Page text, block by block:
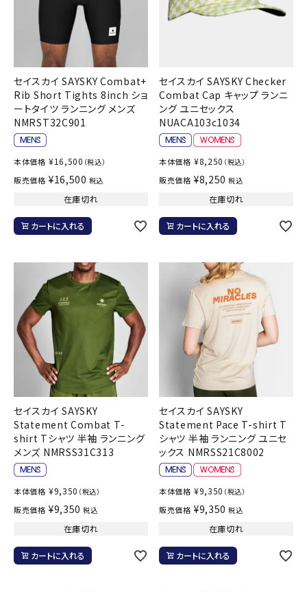
ご利用ガイド
お問い合わせ
メルマガ登録
特定商取引法
プライバシーポリシー
セイスカイ SAYSKY Combat+
Rib Short Tights 8inch ショ
ートタイツ ランニング メンズ
NMRST32C901
本体価格 ¥16,500 （税込）
販売価格 ¥16,500 税込
在庫切れ
カートに入れる
セイスカイ SAYSKY Checker
Combat Cap キャップ ランニ
ング ユニセックス
NUACA103c1034
本体価格 ¥8,250 （税込）
販売価格 ¥8,250 税込
在庫切れ
カートに入れる
セイスカイ SAYSKY
Statement Combat T-
shirt Tシャツ 半袖 ランニング
メンズ NMRSS31C313
本体価格 ¥9,350 （税込）
販売価格 ¥9,350 税込
在庫切れ
カートに入れる
セイスカイ SAYSKY
Statement Pace T-shirt T
シャツ 半袖 ランニング ユニセ
ックス NMRSS21C8002
本体価格 ¥9,350 （税込）
販売価格 ¥9,350 税込
在庫切れ
カートに入れる